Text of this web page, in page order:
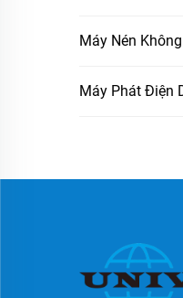
Máy Nén
Máy Phát Điện